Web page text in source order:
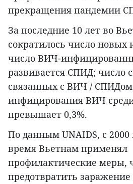
прекращения пандемии
За последние 10 лет во
сократилось число
число ВИЧ-
развивается СПИД; число
связанных с ВИЧ /
инфицирования ВИЧ
превышает 0,3%.
По данным UNAIDS, с 2000
время Вьетнам применял
профилактические меры,
предотвратить